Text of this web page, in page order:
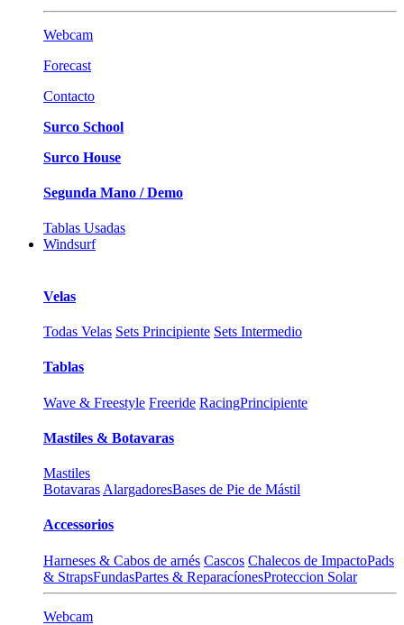
Webcam
Forecast
Contacto
Surco School
Surco House
Segunda Mano / Demo
Tablas Usadas
Windsurf
Velas
Todas Velas Sets Principiente Sets Intermedio
Tablas
Wave & Freestyle Freeride RacingPrincipiente
Mastiles & Botavaras
Mastiles
Botavaras AlargadoresBases de Pie de Mástil
Accessorios
Harneses & Cabos de arnés Cascos Chalecos de ImpactoPads
& StrapsFundasPartes & ReparacíonesProteccion Solar
Webcam